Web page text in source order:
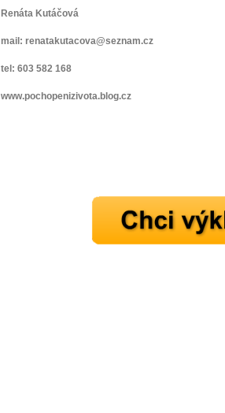
Renáta Kutáčová
mail: renatakutacova@seznam.cz
tel: 603 582 168
www.pochopenizivota.blog.cz